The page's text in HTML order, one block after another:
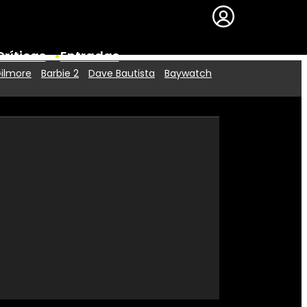
Entradas
Premios
Barbie 2 Dave Bautista Baywatch